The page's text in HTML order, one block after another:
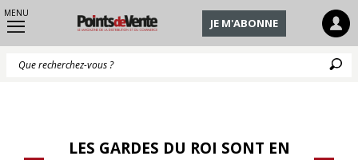
MENU
JE M'ABONNE
LES GARDES DU ROI SONT EN